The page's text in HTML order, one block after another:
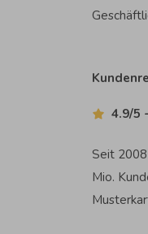
4.9/5
Seit
Mio.